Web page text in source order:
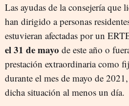
Las ayudas de la consejería que
han dirigido a personas
estuvieran afectadas por un
el 31 de mayo de este año o
prestación extraordinaria como
durante el mes de mayo de
dicha situación al menos un día.